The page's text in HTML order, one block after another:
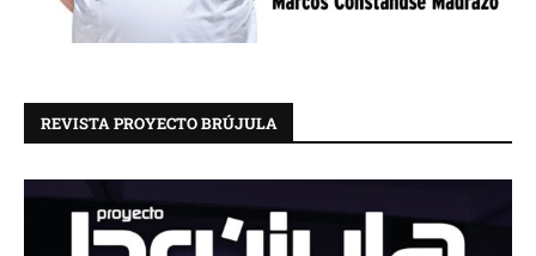
REVISTA PROYECTO BRÚJULA